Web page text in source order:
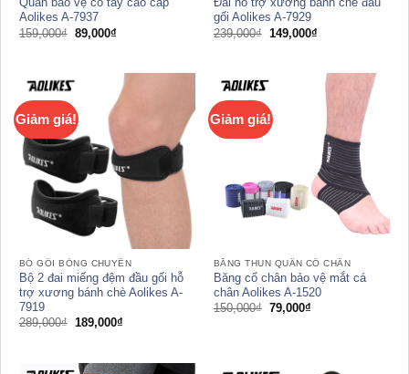
Aolikes A-7937
159,000₫ Giá
gốc
89,000₫Giá
89,000₫.
gối Aolikes A-7929
239,000₫ Giá
149,000₫Giá
149,000₫.
Giảm giá!
BÓ GỐI BÓNG CHUYỀN
Bộ 2 đai miếng đệm đầu gối hỗ
trợ xương bánh chè Aolikes A-
7919
289,000₫ Giá
189,000₫Giá
189,000₫.
Giảm giá!
BĂNG THUN QUẤN CỔ CHÂN
Băng cổ chân bảo vệ mắt cá
chân Aolikes A-1520
150,000₫ Giá
gốc
79,000₫Giá